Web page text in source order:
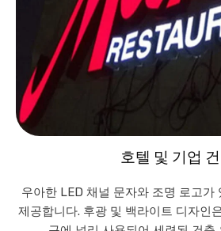
호텔 및 기업
우아한 LED 채널 문자와 조명 로고가
제공합니다. 후광 및 백라이트 디자인